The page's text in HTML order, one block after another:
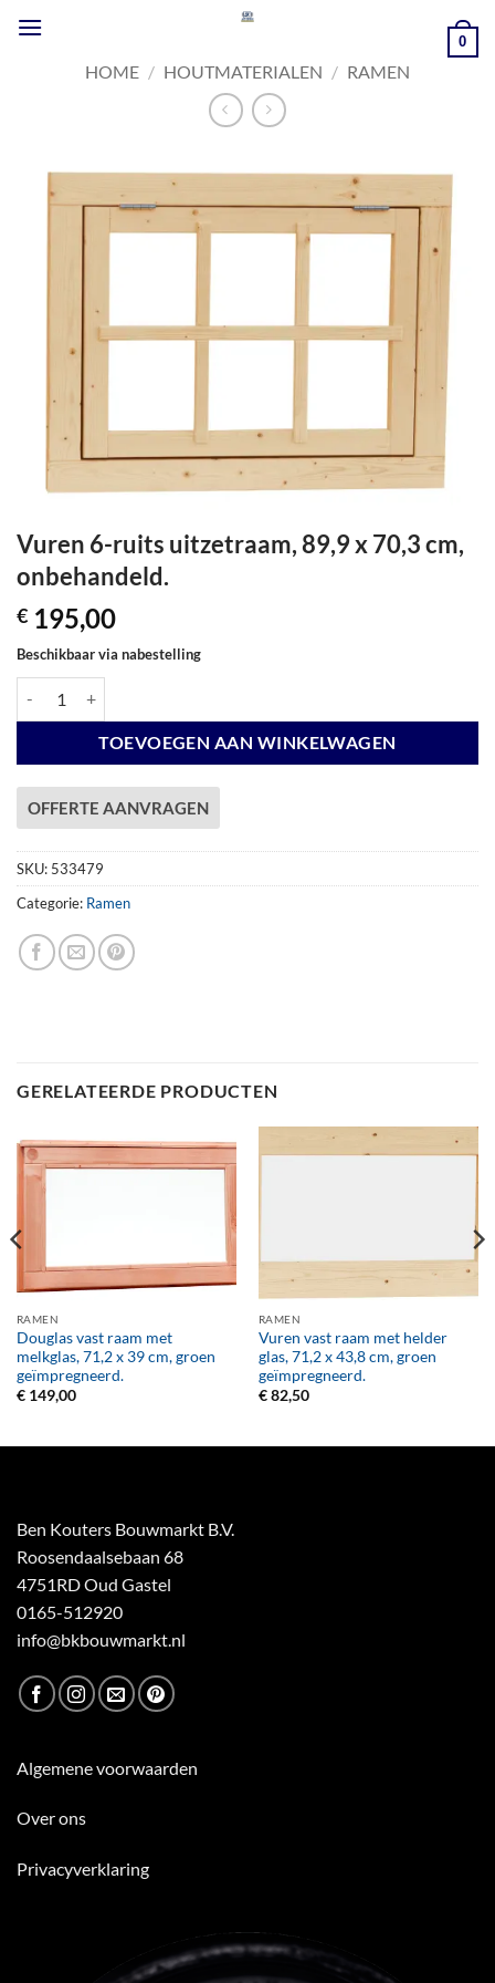
naar
0
HOME / HOUTMATERIALEN / RAMEN
Vuren 6-ruits uitzetraam, 89,9 x 70,3 cm,
onbehandeld.
€ 195,00
Beschikbaar via nabestelling
TOEVOEGEN AAN WINKELWAGEN
OFFERTE AANVRAGEN
SKU: 533479
Categorie: Ramen
GERELATEERDE PRODUCTEN
RAMEN
Douglas vast raam met
melkglas, 71,2 x 39 cm, groen
geïmpregneerd.
€149,00
RAMEN
Vuren vast raam met helder
glas, 71,2 x 43,8 cm, groen
geïmpregneerd.
€82,50
Ben Kouters Bouwmarkt B.V.
Roosendaalsebaan 68
4751RD Oud Gastel
0165-512920
info@bkbouwmarkt.nl
Algemene voorwaarden
Over ons
Privacyverklaring